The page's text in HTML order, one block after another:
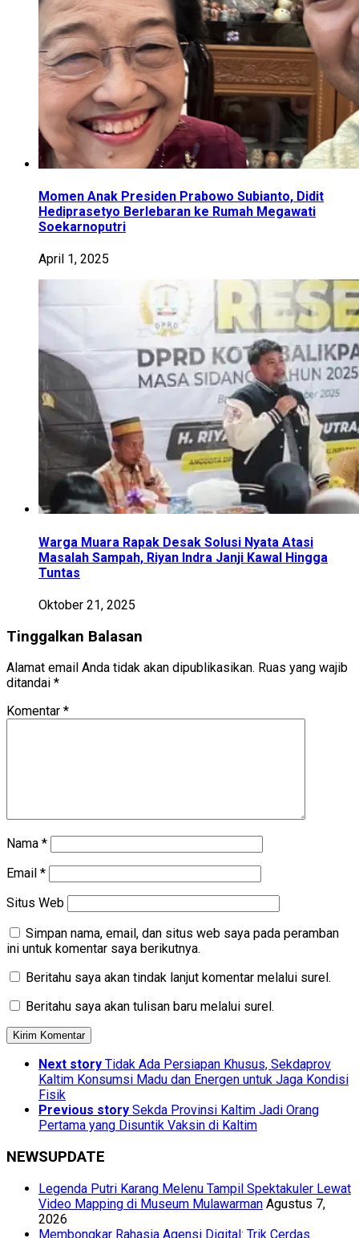
Momen Anak Presiden Prabowo Subianto, Didit
Hediprasetyo Berlebaran ke Rumah Megawati
Soekarnoputri
April 1, 2025
Warga Muara Rapak Desak Solusi Nyata Atasi
Masalah Sampah, Riyan Indra Janji Kawal Hingga
Tuntas
Oktober 21, 2025
Tinggalkan Balasan
Alamat email Anda tidak akan dipublikasikan. Ruas yang wajib
ditandai *
Komentar *
Nama *
Email *
Situs Web
Simpan nama, email, dan situs web saya pada peramban
ini untuk komentar saya berikutnya.
Beritahu saya akan tindak lanjut komentar melalui surel.
Beritahu saya akan tulisan baru melalui surel.
Next story Tidak Ada Persiapan Khusus, Sekdaprov
Kaltim Konsumsi Madu dan Energen untuk Jaga Kondisi
Fisik
Previous story Sekda Provinsi Kaltim Jadi Orang
Pertama yang Disuntik Vaksin di Kaltim
NEWSUPDATE
Legenda Putri Karang Melenu Tampil Spektakuler Lewat
Video Mapping di Museum Mulawarman Agustus 7,
2026
Membongkar Rahasia Agensi Digital: Trik Cerdas